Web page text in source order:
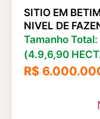
SITIO EM
NIVEL DE
Tamanho
(4.9,6,90
R$